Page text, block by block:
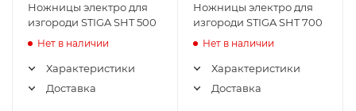
Ножницы электро для
изгороди STIGA SHT 500
Нет в наличии
Характеристики
Доставка
Ножницы электро для
изгороди STIGA SHT 700
Нет в наличии
Характеристики
Доставка